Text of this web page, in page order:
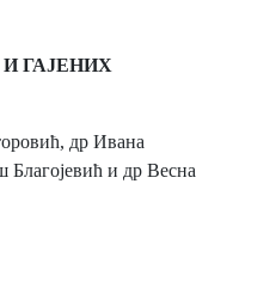
ГАЈЕНИХ
др Иванa
и др Веснa